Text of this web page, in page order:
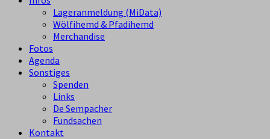
Lageranmeldung (MiData)
Wölfihemd & Pfadihemd
Merchandise
Fotos
Agenda
Sonstiges
Spenden
Links
De Sempacher
Fundsachen
Kontakt